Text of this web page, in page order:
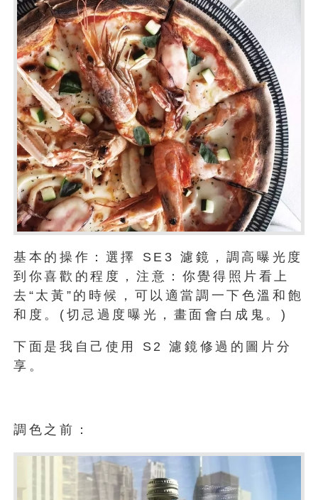
基本的操作：選擇 SE3 濾鏡，調高曝光度
到你喜歡的程度，注意：你覺得照片看上
去“太黃”的時候，可以適當調一下色溫和飽
和度。(切忌過度曝光，畫面會白成鬼。)
下面是我自己使用 S2 濾鏡修過的圖片分
享。
調色之前：